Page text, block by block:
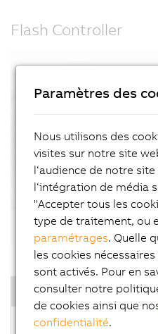
Flash Controller
Highlights
Open to use 3rd party
Paramètres des
Nous utilisons des
visites sur notre site
l‘audience de notre
l‘intégration de média
"Accepter tous les
type de traitement, ou
paramétrages. Quelle
les cookies
sont activés. Pour en
consulter notre
de cookies ainsi que
confidentialité.